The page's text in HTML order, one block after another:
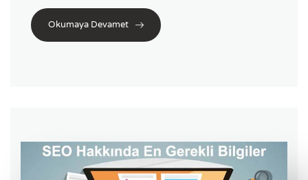
Okumaya Devamet